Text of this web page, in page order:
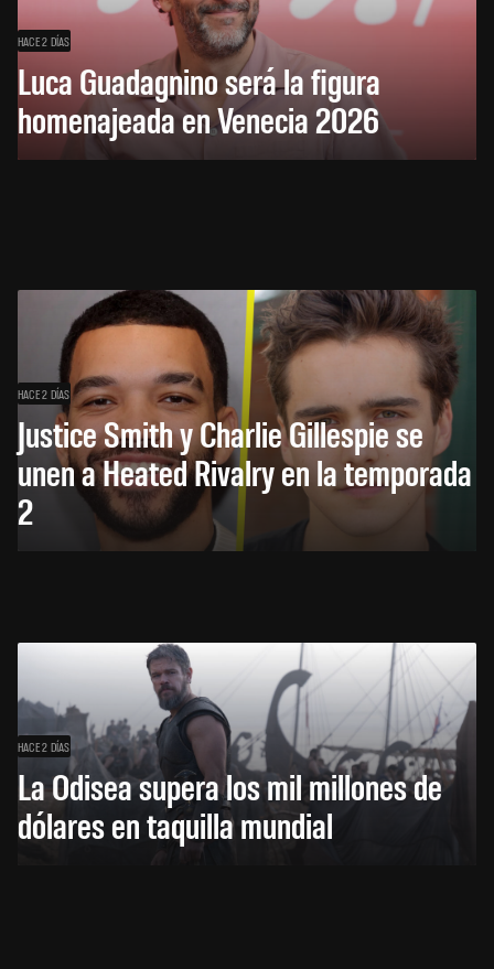
HACE 2 DÍAS
Luca Guadagnino será la figura
homenajeada en Venecia 2026
HACE 2 DÍAS
Justice Smith y Charlie Gillespie se
unen a Heated Rivalry en la temporada
2
HACE 2 DÍAS
La Odisea supera los mil millones de
dólares en taquilla mundial